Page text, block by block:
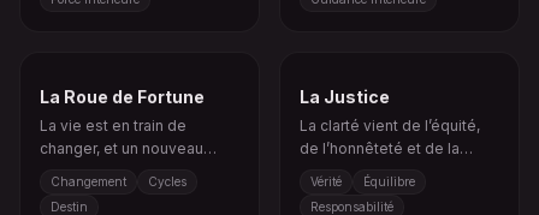
La Roue de Fortune
La vie est en train de
changer, et un nouveau
Changement
Cycles
Destin
La Justice
La clarté vient de l’équité,
de l’honnêteté et de la
compréhension des causes
et conséquences.
Vérité
Équilibre
Responsabilité